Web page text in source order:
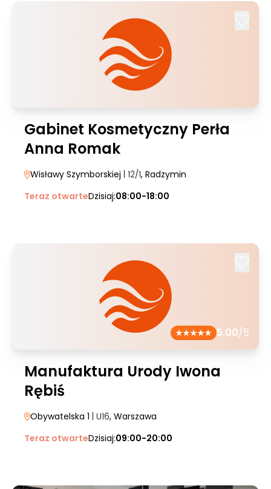
Gabinet Kosmetyczny Perła
Anna Romak
Wisławy Szymborskiej | 12/1, Radzymin
Teraz otwarteDzisiaj:08:00-18:00
5.00/5
Manufaktura Urody Iwona
Rębiś
Obywatelska 1 | U16, Warszawa
Teraz otwarteDzisiaj:09:00-20:00